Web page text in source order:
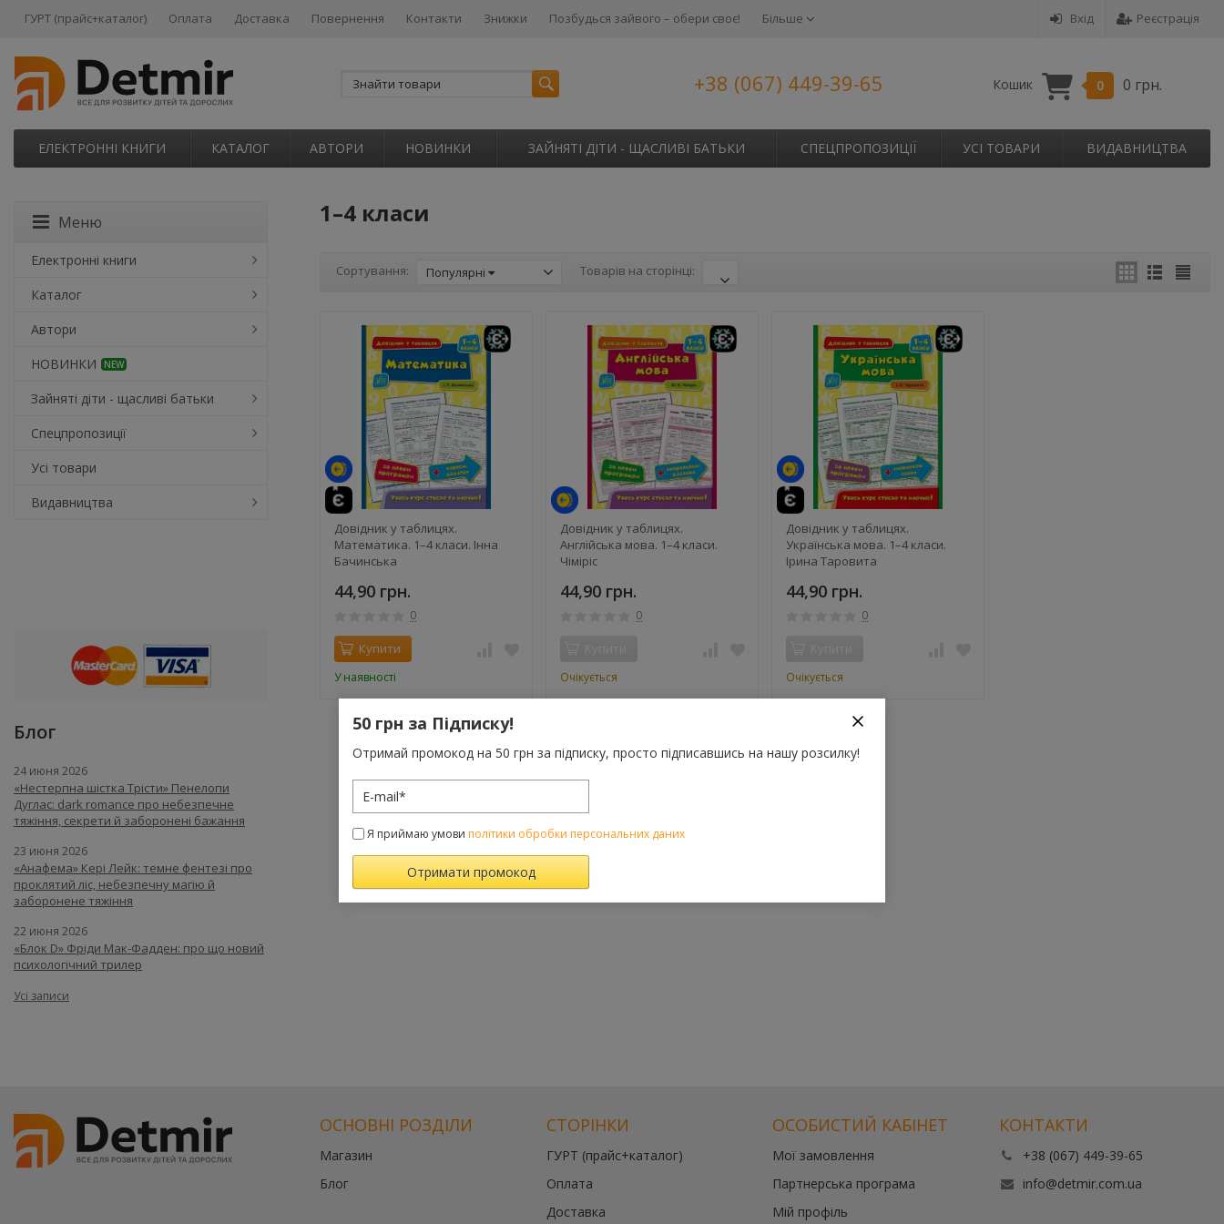
Вхід Реєстрація
ГУРТ (прайс+каталог) Оплата Доставка Повернення Контакти Знижки Позбудься зайвого – обери своє! Більше
+38 (067) 449-39-65 Кошик 0 0 грн.
ЕЛЕКТРОННІ КНИГИ КАТАЛОГ АВТОРИ НОВИНКИ ЗАЙНЯТІ ДІТИ - ЩАСЛИВІ БАТЬКИ СПЕЦПРОПОЗИЦІЇ УСІ ТОВАРИ ВИДАВНИЦТВА
1–4 класи
Сортування: Популярні Товарів на сторінці:
Довідник у таблицях.
Математика. 1–4 класи. Інна
Бачинська
44,90 грн.
0
Купити
У наявності
Довідник у таблицях.
Англійська мова. 1–4 класи.
Чіміріс
44,90 грн.
0
Очікується
Довідник у таблицях.
Українська мова. 1–4 класи.
Ірина Таровита
44,90 грн.
0
Очікується
Меню
Електронні книги
Каталог
Автори
НОВИНКИ
NEW
Зайняті діти - щасливі батьки
Спецпропозиції
Усі товари
Видавництва
Блог
24 июня 2026
«Нестерпна шістка Трісти» Пенелопи
Дуглас: dark romance про небезпечне
тяжіння, секрети й заборонені бажання
23 июня 2026
«Анафема» Кері Лейк: темне фентезі про
проклятий ліс, небезпечну магію й
заборонене тяжіння
22 июня 2026
«Блок D» Фріди Мак-Фадден: про що новий
психологічний трилер
Усі записи
ОСНОВНІ РОЗДІЛИ
Магазин
Блог
СТОРІНКИ
ГУРТ (прайс+каталог)
Оплата
Доставка
ОСОБИСТИЙ КАБІНЕТ
Мої замовлення
Партнерська програма
Мій профіль
КОНТАКТИ
+38 (067) 449-39-65
info@detmir.com.ua
50 грн за Підписку!
Отримай промокод на 50 грн за підписку, просто підписавшись на нашу розсилку!
Я приймаю умови політики обробки персональних даних